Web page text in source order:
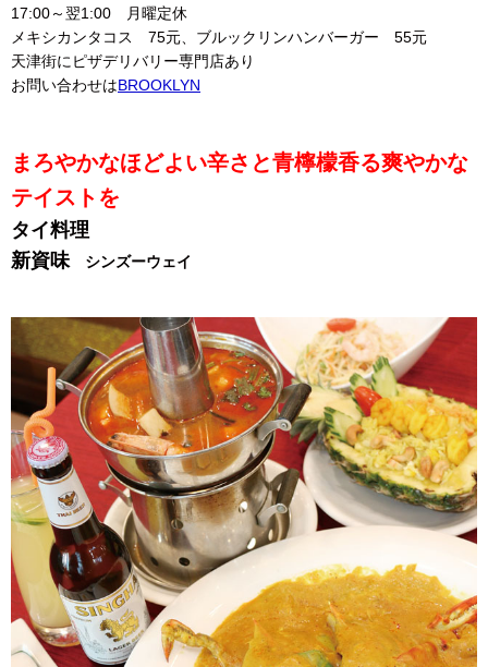
17:00～翌1:00 月曜定休
メキシカンタコス 75元、ブルックリンハンバーガー 55元
天津街にピザデリバリー専門店あり
お問い合わせはBROOKLYN
まろやかなほどよい辛さと青檸檬香る爽やかな
テイストを
タイ料理
新資味シンズーウェイ